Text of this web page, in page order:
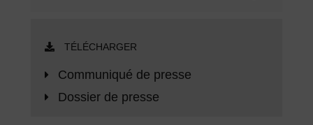
TÉLÉCHARGER
Communiqué de presse
Dossier de presse